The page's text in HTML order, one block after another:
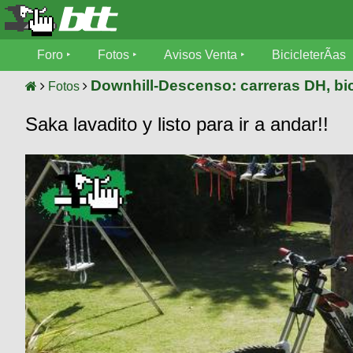
Foro
MecÃ¡nica
Fotos
tu foto
Galeria
Bicicletas
Viajes
Descenso
Dirt
Avisos
SUBÃ
aviso
Buscar
Ultimos
Fotos
BicicleterÃ­
as
Bicicletas
Bicicletas
Tandem
Videos
Cicloturismo
Foro Fotos Avisos Venta BicicleterÃ­as
Fotos Downhill-Descenso: carreras DH,
Saka lavadito y listo para ir a andar!!